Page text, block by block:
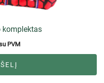
komplektas
PVM